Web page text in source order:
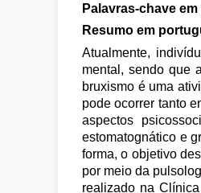
Palavras-chave
Resumo em
Atualmente,
mental, sendo que
bruxismo é uma
pode ocorrer tanto
aspectos
estomatognático e
forma, o objetivo
por meio da
realizado na